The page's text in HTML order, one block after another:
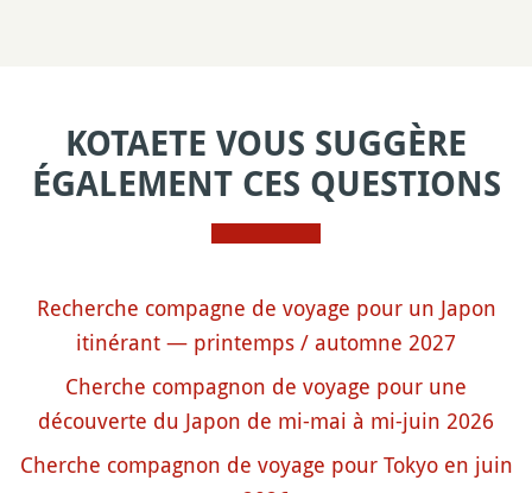
KOTAETE VOUS SUGGÈRE
ÉGALEMENT CES QUESTIONS
Recherche compagne de voyage pour un Japon
itinérant — printemps / automne 2027
Cherche compagnon de voyage pour une
découverte du Japon de mi-mai à mi-juin 2026
Cherche compagnon de voyage pour Tokyo en juin